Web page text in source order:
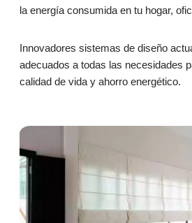
la energía consumida en tu hogar,
Innovadores sistemas de diseño
adecuados a todas las necesidades
calidad de vida y ahorro energético.